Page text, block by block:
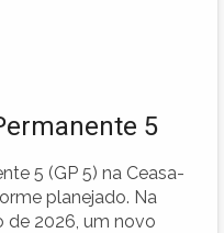
5
5 (GP 5) na Ceasa-
planejado. Na
de 2026, um novo